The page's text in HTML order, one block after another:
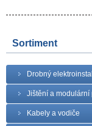
Sortiment
Drobný
Jištění a modulární
Kabely a vodiče